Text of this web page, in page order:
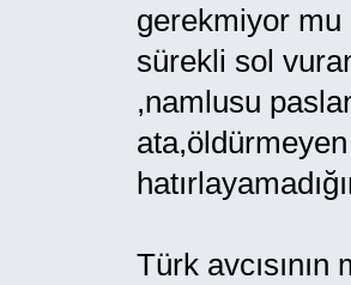
gerekmiyor
sürekli sol
,namlusu
Türk